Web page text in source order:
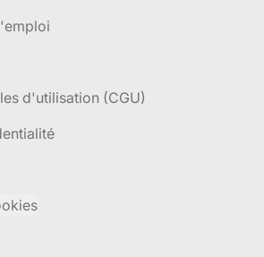
d'utilisation (CGU)